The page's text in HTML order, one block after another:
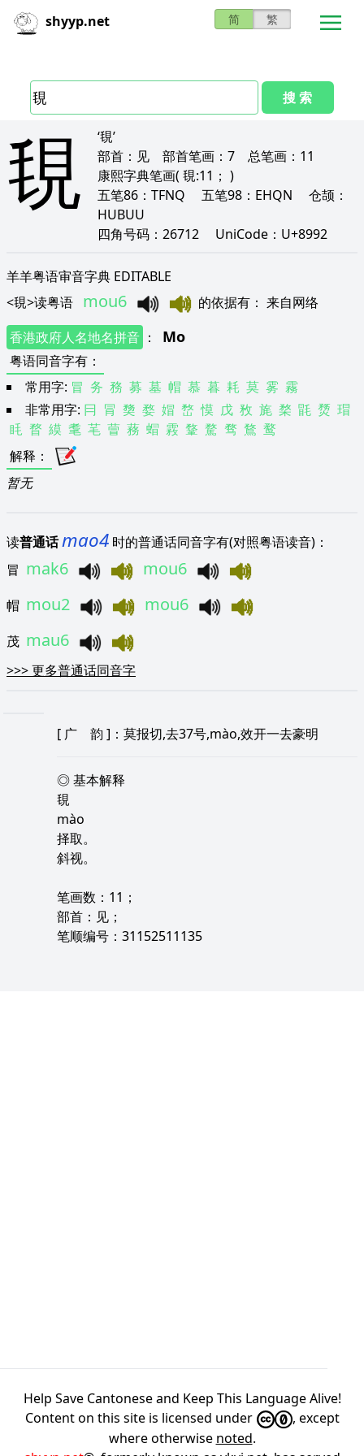
shyyp.net 简 繁
搜 索
覒
‘覒’
部首： 见 部首笔画： 7 总笔画： 11
康熙字典笔画( 覒:11； )
五笔86： TFNQ 五笔98： EHQN 仓颉：
HUBUU
四角号码： 26712 UniCode： U+8992
羊羊粤语审音字典 EDITABLE
<覒>读粤语 mou6 的依据有 ： 来自网络
香港政府人名地名拼音 ： Mo
粤语同音字有 ：
常用字: 冒 务 務 募 墓 帽 慕 暮 耗 莫 雾 霧
非常用字: 冃 冐 奦 婺 媢 嵍 慔 戊 敄 旄 楘 毷 熃 瑁
眊 瞀 縸 耄 芼 萺 蓩 蝐 霚 鞪 騖 骛 鶩 鹜
解释 ：
暂无
读普通话mao4 时的普通话同音字有(对照粤语读音)：
冒 mak6 mou6
帽 mou2 mou6
茂 mau6
>>>更多普通话同音字
[ 广 韵 ]：莫报切,去37号,mào,效开一去豪明
◎ 基本解释
覒
mào
择取。
斜视。
笔画数：11；
部首：见；
笔顺编号：31152511135
Help Save Cantonese and Keep This Language Alive!
Content on this site is licensed under
, except
where otherwise noted.